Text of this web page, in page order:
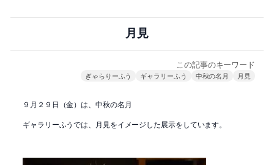
月見
この記事のキーワード
ぎゃらりーふう ギャラリーふう 中秋の名月 月見
９月２９日（金）は、中秋の名月
ギャラリーふうでは、月見をイメージした展示をしています。